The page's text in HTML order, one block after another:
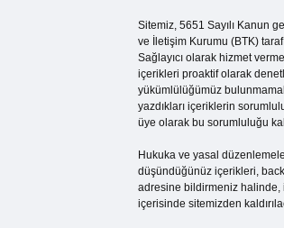
Sitemiz, 5651 Sayılı Kanun
ve İletişim Kurumu (BTK)
Sağlayıcı olarak hizmet
içerikleri proaktif olarak
yükümlülüğümüz
yazdıkları içeriklerin
üye olarak bu sorumluluğu
Hukuka ve yasal
düşündüğünüz içerikleri,
adresine bildirmeniz halinde,
içerisinde sitemizden